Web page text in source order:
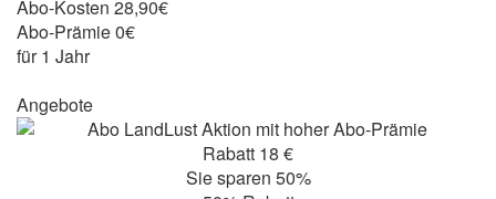
Abo-Kosten 28,90€
Abo-Prämie0€
für 1 Jahr
Angebote
Rabatt 18 €
Sie sparen 50%